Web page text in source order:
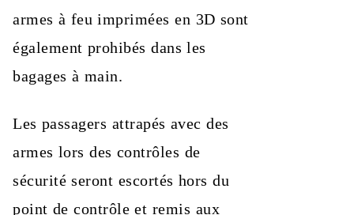
armes à feu imprimées en 3D sont
également prohibés dans les
bagages à main.
Les passagers attrapés avec des
armes lors des contrôles de
sécurité seront escortés hors du
point de contrôle et remis aux